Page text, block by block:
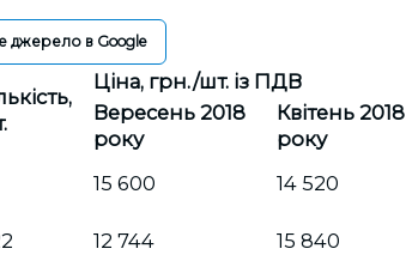
джерело в Google
Ціна, грн./шт. із ПДВ
Вересень 2018
року
Квітень 2018
року
15 600 14 520
12 744 15 840